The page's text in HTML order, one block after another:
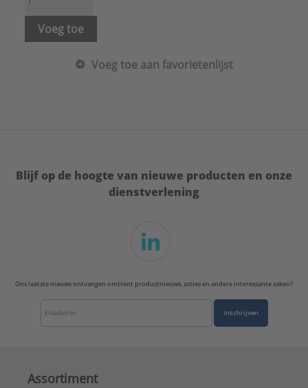
Voeg toe
Voeg toe aan favorietenlijst
Blijf op de hoogte van nieuwe producten en onze
dienstverlening
Ons laatste nieuws ontvangen omtrent productnieuws, acties en andere interessante zaken?
Inschrijven
Assortiment